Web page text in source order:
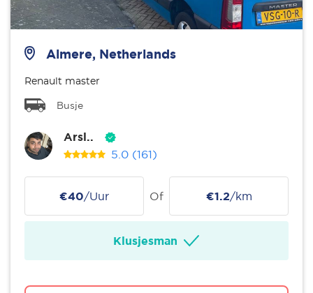
Almere, Netherlands
Renault master
Busje
Arsl..
5.0 (161)
€40/Uur Of €1.2/km
Klusjesman